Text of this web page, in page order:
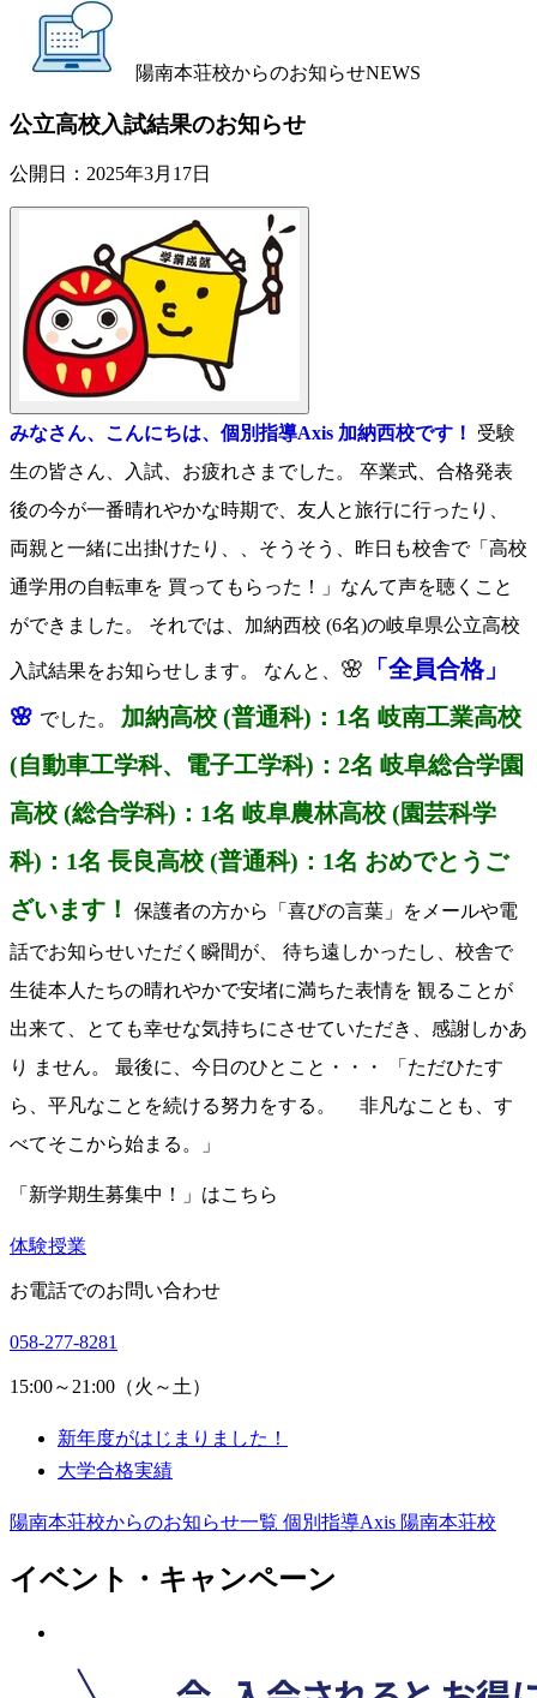
陽南本荘校からのお知らせNEWS
公立高校入試結果のお知らせ
公開日： 2025年3月17日
みなさん、こんにちは、個別指導Axis 加納西校です！
受験
生の皆さん、入試、お疲れさまでした。 卒業式、合格発表
後の今が一番晴れやかな時期で、友人と旅行に行ったり、
両親と一緒に出掛けたり、、そうそう、昨日も校舎で「高校
通学用の自転車を 買ってもらった！」なんて声を聴くこと
ができました。 それでは、加納西校 (6名)の岐阜県公立高校
入試結果をお知らせします。 なんと、 🌸 「全員合格」
🌸 でした。 加納高校 (普通科)：1名 岐南工業高校
(自動車工学科、電子工学科)：2名 岐阜総合学園
高校 (総合学科)：1名 岐阜農林高校 (園芸科学
科)：1名 長良高校 (普通科)：1名 おめでとうご
ざいます！
保護者の方から「喜びの言葉」をメールや電
話でお知らせいただく瞬間が、 待ち遠しかったし、校舎で
生徒本人たちの晴れやかで安堵に満ちた表情を 観ることが
出来て、とても幸せな気持ちにさせていただき、感謝しかあ
り ません。 最後に、今日のひとこと・・・ 「ただひたす
ら、平凡なことを続ける努力をする。 非凡なことも、す
べてそこから始まる。」
「新学期生募集中！」はこちら
体験授業
お電話でのお問い合わせ
058-277-8281
15:00～21:00（火～土）
新年度がはじまりました！
大学合格実績
陽南本荘校からのお知らせ一覧 個別指導Axis 陽南本荘校
イベント・キャンペーン